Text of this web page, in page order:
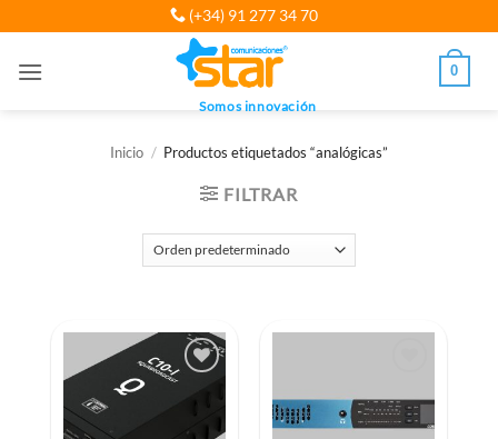
al
(+34) 91 277 34 70
Somos innovación
0
Inicio / Productos etiquetados “analógicas”
FILTRAR